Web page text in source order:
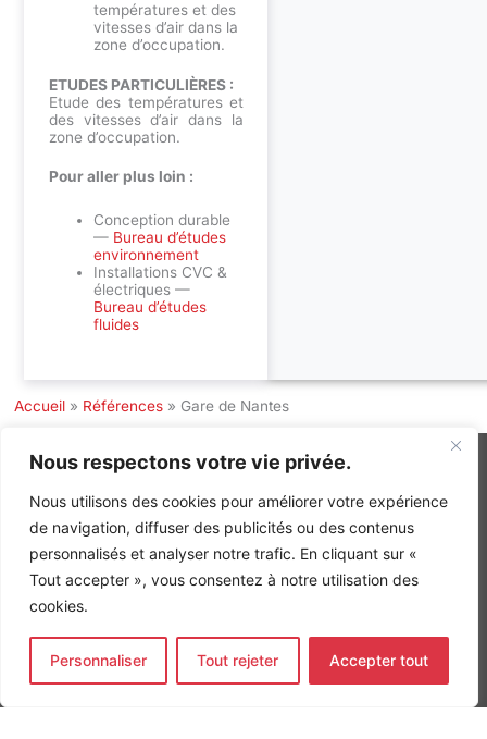
Nous respectons votre vie privée.
Nous utilisons des cookies pour améliorer votre expérience
de navigation, diffuser des publicités ou des contenus
personnalisés et analyser notre trafic. En cliquant sur «
Tout accepter », vous consentez à notre utilisation des
cookies.
Personnaliser Tout rejeter Accepter tout
températures et des
vitesses d’air dans la
zone d’occupation.
ETUDES PARTICULIÈRES :
Etude des températures et
des vitesses d’air dans la
zone d’occupation.
Pour aller plus loin :
Conception durable
— Bureau d’études
environnement
Installations CVC &
électriques —
Bureau d’études
fluides
Accueil » Références » Gare de Nantes
CONTACT
i
n
e
n
s
t
a
a
b
Nos agences